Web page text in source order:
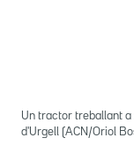
Un tractor treballant a
d'Urgell (ACN/Oriol